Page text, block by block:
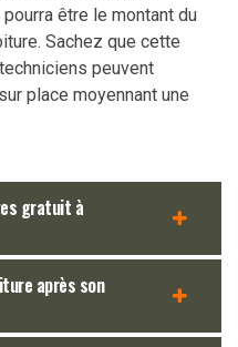
être le montant du
Sachez que cette
peuvent
place moyennant une
gratuit à
après son